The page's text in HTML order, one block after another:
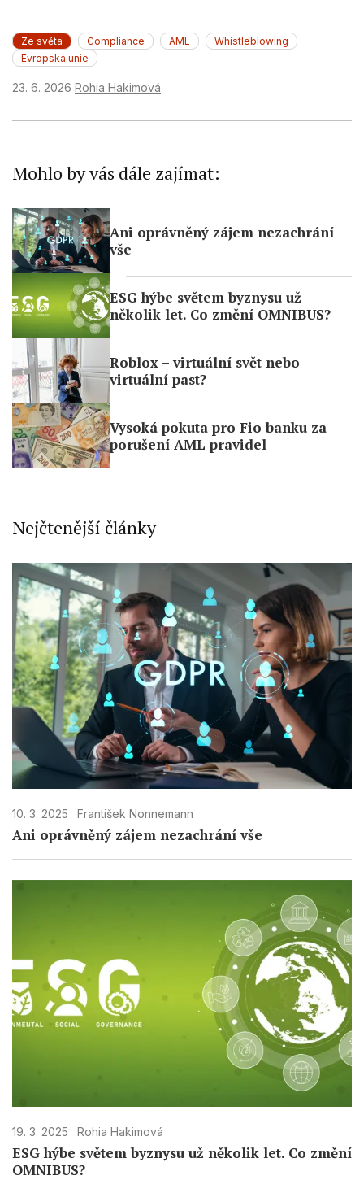
Ze světa Compliance AML
Whistleblowing
Evropská unie
23. 6. 2026 Rohia Hakimová
Mohlo by vás dále zajímat:
Ani oprávněný zájem nezachrání
vše
ESG hýbe světem byznysu už
několik let. Co změní OMNIBUS?
Roblox – virtuální svět nebo
virtuální past?
Vysoká pokuta pro Fio banku za
porušení AML pravidel
Nejčtenější články
10. 3. 2025 František Nonnemann
Ani oprávněný zájem nezachrání vše
19. 3. 2025 Rohia Hakimová
ESG hýbe světem byznysu už několik let. Co změní
OMNIBUS?